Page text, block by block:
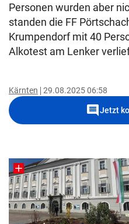
Personen wurden aber
standen die FF
Krumpendorf mit 40
Alkotest am Lenker
Kärnten 29.08.2025 06:58
commentJetzt